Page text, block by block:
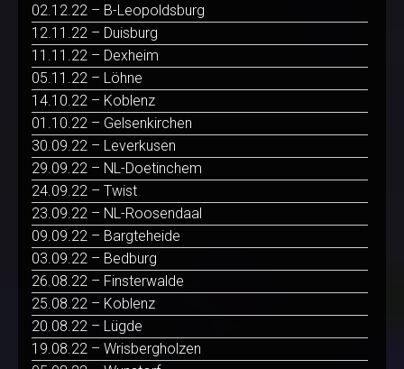
02.12.22 – B-Leopoldsburg
12.11.22 – Duisburg
11.11.22 – Dexheim
05.11.22 – Löhne
14.10.22 – Koblenz
01.10.22 – Gelsenkirchen
30.09.22 – Leverkusen
29.09.22 – NL-Doetinchem
24.09.22 – Twist
23.09.22 – NL-Roosendaal
09.09.22 – Bargteheide
03.09.22 – Bedburg
26.08.22 – Finsterwalde
25.08.22 – Koblenz
20.08.22 – Lügde
19.08.22 – Wrisbergholzen